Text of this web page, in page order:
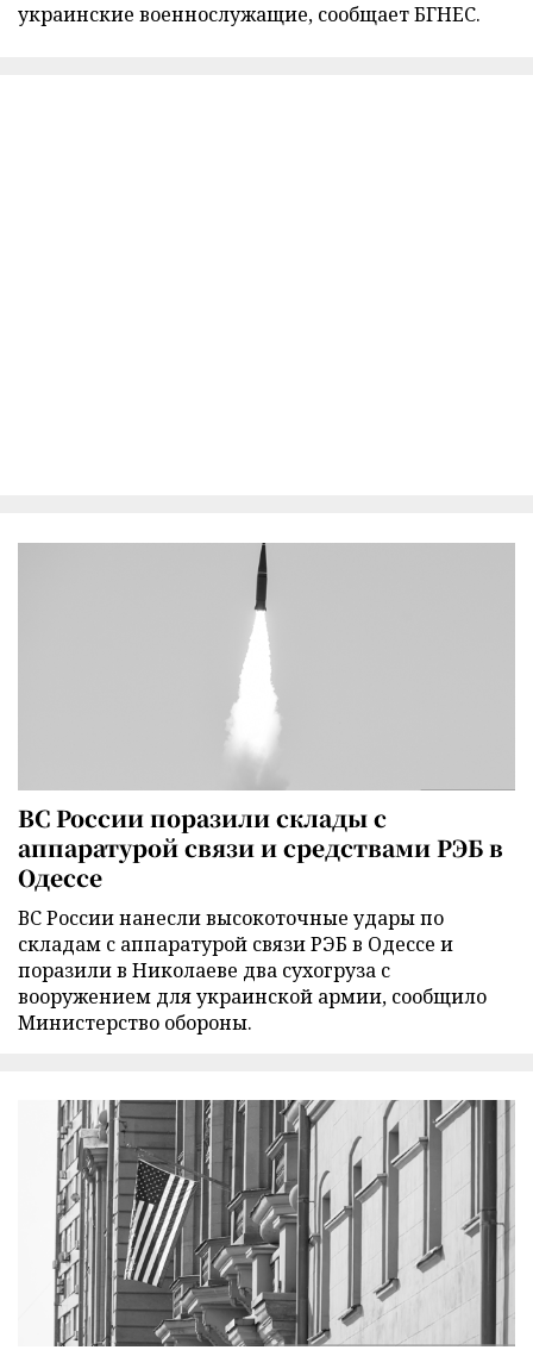
украинские военнослужащие, сообщает БГНЕС.
ВС России поразили склады с
аппаратурой связи и средствами РЭБ в
Одессе
ВС России нанесли высокоточные удары по
складам с аппаратурой связи РЭБ в Одессе и
поразили в Николаеве два сухогруза с
вооружением для украинской армии, сообщило
Министерство обороны.